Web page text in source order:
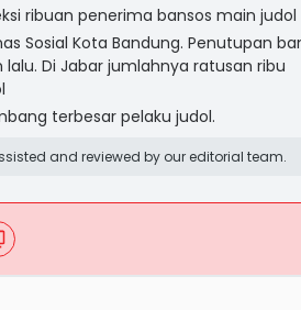
ribuan penerima bansos main judol
Sosial Kota Bandung. Penutupan
Di Jabar jumlahnya ratusan ribu
terbesar pelaku judol.
and reviewed by our editorial team.